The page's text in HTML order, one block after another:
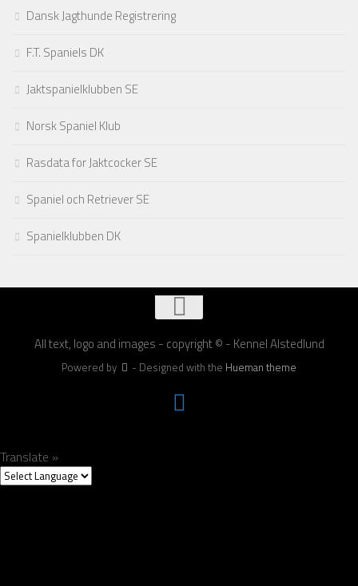
Dansk Jagthunde Registrering
F.T. Spaniels DK
Jaktspanielklubben SE
Norsk Spaniel Klub
Rasdata for Jaktcocker SE
Spaniel och Retriever SE
Spanielklubben DK
All text, logo and images - copyright © - Kennel Alstedlund
Powered by - Designed with the Hueman theme
Translate »